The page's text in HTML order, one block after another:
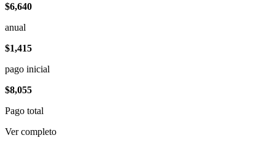
$6,640
anual
$1,415
pago inicial
$8,055
Pago total
Ver completo